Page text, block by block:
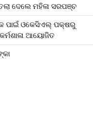
ଦେଲେ ମହିଳା ସରପଞ୍ଚ
ପାଇଁ ଓକେସିଏଲ୍ ପକ୍ଷରୁ
ଆୟୋଜିତ